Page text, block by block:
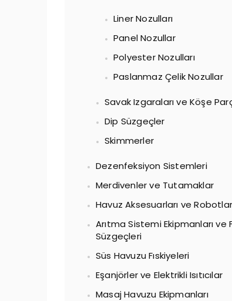
Liner Nozulları
Panel Nozullar
Polyester Nozulları
Paslanmaz Çelik Nozullar
Savak Izgaraları ve Köşe
Dip Süzgeçler
Skimmerler
Dezenfeksiyon Sistemleri
Merdivenler ve Tutamaklar
Havuz Aksesuarları ve Robotlar
Arıtma Sistemi Ekipmanları ve
Süzgeçleri
Süs Havuzu Fıskiyeleri
Eşanjörler ve Elektrikli Isıtıcılar
Masaj Havuzu Ekipmanları